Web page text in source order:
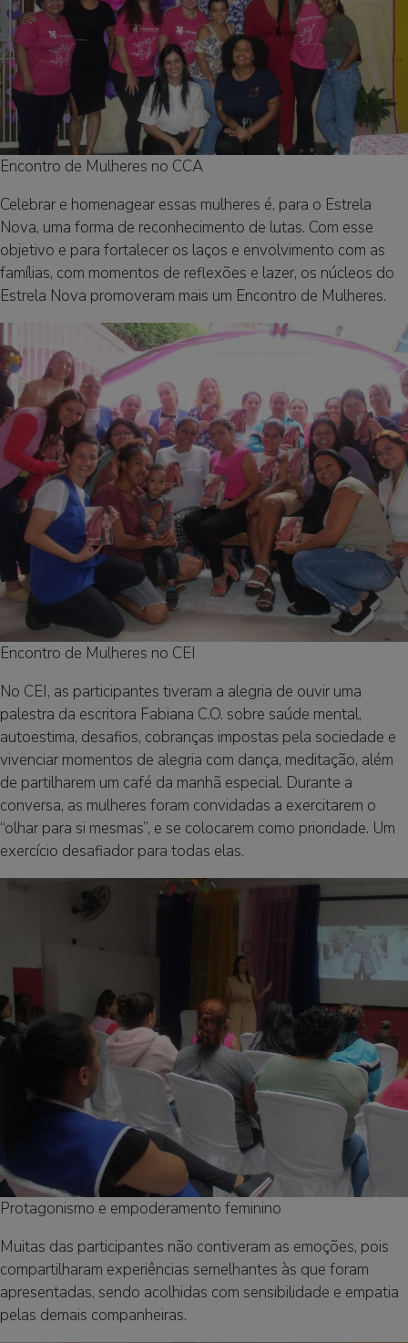
Encontro de Mulheres no CCA
Celebrar e homenagear essas mulheres é, para o Estrela
Nova, uma forma de reconhecimento de lutas. Com esse
objetivo e para fortalecer os laços e envolvimento com as
famílias, com momentos de reflexões e lazer, os núcleos do
Estrela Nova promoveram mais um Encontro de Mulheres.
Encontro de Mulheres no CEI
No CEI, as participantes tiveram a alegria de ouvir uma
palestra da escritora Fabiana C.O. sobre saúde mental,
autoestima, desafios, cobranças impostas pela sociedade e
vivenciar momentos de alegria com dança, meditação, além
de partilharem um café da manhã especial. Durante a
conversa, as mulheres foram convidadas a exercitarem o
“olhar para si mesmas”, e se colocarem como prioridade. Um
exercício desafiador para todas elas.
Protagonismo e empoderamento feminino
Muitas das participantes não contiveram as emoções, pois
compartilharam experiências semelhantes às que foram
apresentadas, sendo acolhidas com sensibilidade e empatia
pelas demais companheiras.